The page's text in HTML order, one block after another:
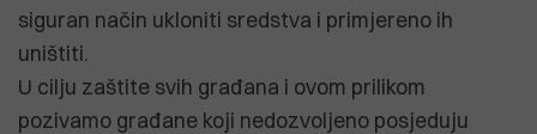
siguran način ukloniti sredstva i primjereno ih
uništiti.
U cilju zaštite svih građana i ovom prilikom
pozivamo građane koji nedozvoljeno posjeduju